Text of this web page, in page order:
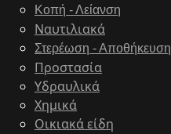
Κοπή - Λείανση
Ναυτιλιακά
Στερέωση - Αποθήκευση
Προστασία
Υδραυλικά
Χημικά
Οικιακά είδη